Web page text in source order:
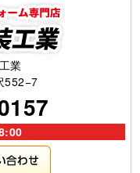
業
552−7